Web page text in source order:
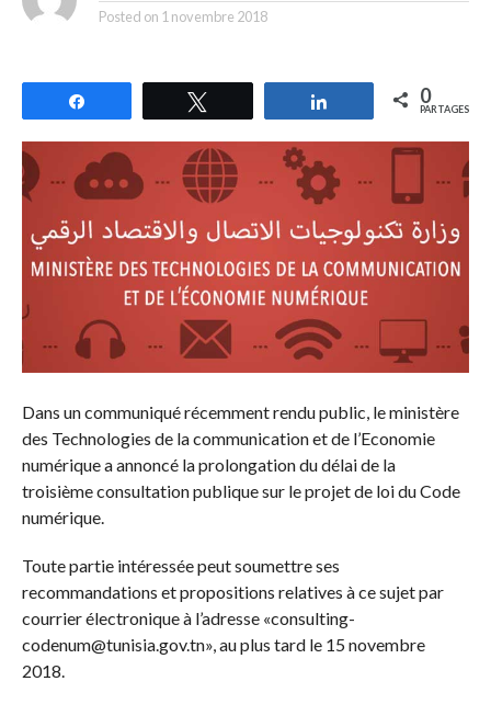
Posted on 1 novembre 2018
Partagez 0
PARTAGES
Dans un communiqué récemment rendu public, le ministère
des Technologies de la communication et de l’Economie
numérique a annoncé la prolongation du délai de la
troisième consultation publique sur le projet de loi du Code
numérique.
Toute partie intéressée peut soumettre ses
recommandations et propositions relatives à ce sujet par
courrier électronique à l’adresse «consulting-
codenum@tunisia.gov.tn», au plus tard le 15 novembre
2018.